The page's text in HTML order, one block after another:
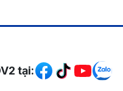
hội
tại: